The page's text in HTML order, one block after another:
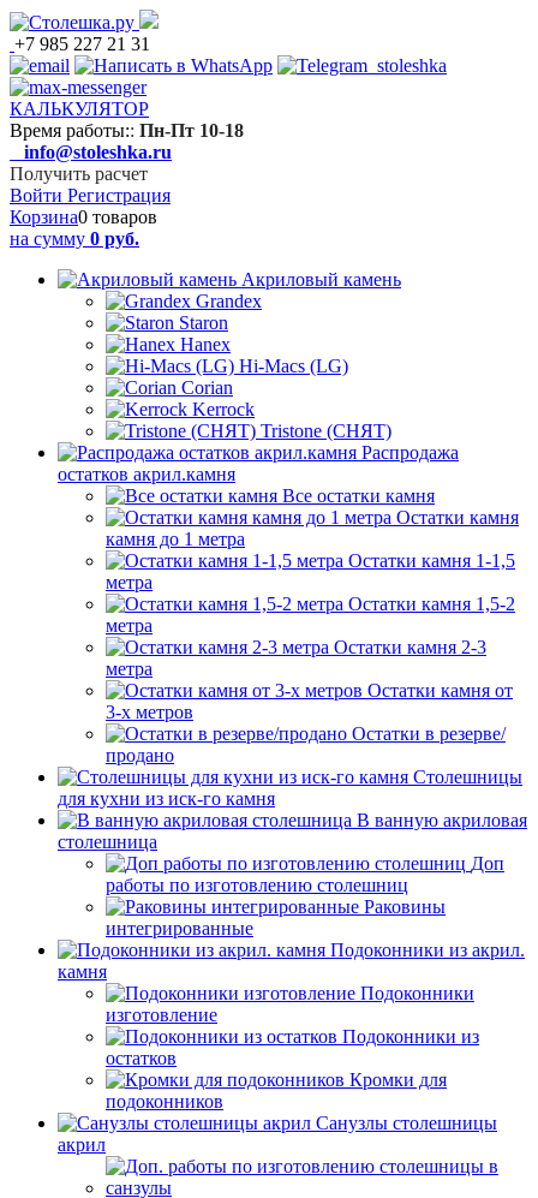
+7 985 227 21 31
КАЛЬКУЛЯТОР
Время работы:: Пн-Пт 10-18
info@stoleshka.ru
Получить расчет
Войти Регистрация
Корзина0 товаров
на сумму 0 руб.
Акриловый камень
Grandex
Staron
Hanex
Hi-Macs (LG)
Corian
Kerrock
Tristone (СНЯТ)
Распродажа
остатков акрил.камня
Все остатки камня
Остатки камня
камня до 1 метра
Остатки камня 1-1,5
метра
Остатки камня 1,5-2
метра
Остатки камня 2-3
метра
Остатки камня от
3-х метров
Остатки в резерве/
продано
Столешницы
для кухни из иск-го камня
В ванную акриловая
столешница
Доп
работы по изготовлению столешниц
Раковины
интегрированные
Подоконники из акрил.
камня
Подоконники
изготовление
Подоконники из
остатков
Кромки для
подоконников
Санузлы столешницы
акрил